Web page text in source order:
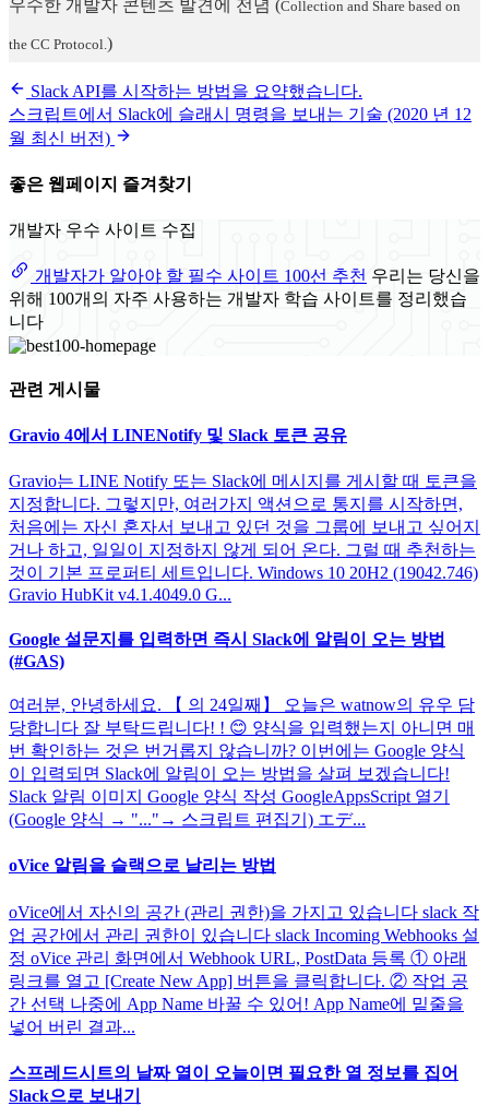
우수한 개발자 콘텐츠 발견에 전념 (Collection and Share based on
the CC Protocol. )
Slack API를 시작하는 방법을 요약했습니다.
스크립트에서 Slack에 슬래시 명령을 보내는 기술 (2020 년 12
월 최신 버전)
좋은 웹페이지 즐겨찾기
개발자 우수 사이트 수집
개발자가 알아야 할 필수 사이트 100선 추천 우리는 당신을
위해 100개의 자주 사용하는 개발자 학습 사이트를 정리했습
니다
관련 게시물
Gravio 4에서 LINENotify 및 Slack 토큰 공유
Gravio는 LINE Notify 또는 Slack에 메시지를 게시할 때 토큰을
지정합니다. 그렇지만, 여러가지 액션으로 통지를 시작하면,
처음에는 자신 혼자서 보내고 있던 것을 그룹에 보내고 싶어지
거나 하고, 일일이 지정하지 않게 되어 온다. 그럴 때 추천하는
것이 기본 프로퍼티 세트입니다. Windows 10 20H2 (19042.746)
Gravio HubKit v4.1.4049.0 G...
Google 설문지를 입력하면 즉시 Slack에 알림이 오는 방법
(#GAS)
여러분, 안녕하세요. 【 의 24일째】 오늘은 watnow의 유우 담
당합니다 잘 부탁드립니다! ! 😊 양식을 입력했는지 아니면 매
번 확인하는 것은 번거롭지 않습니까? 이번에는 Google 양식
이 입력되면 Slack에 알림이 오는 방법을 살펴 보겠습니다!
Slack 알림 이미지 Google 양식 작성 GoogleAppsScript 열기
(Google 양식 → "..."→ 스크립트 편집기) エデ...
oVice 알림을 슬랙으로 날리는 방법
oVice에서 자신의 공간 (관리 권한)을 가지고 있습니다 slack 작
업 공간에서 관리 권한이 있습니다 slack Incoming Webhooks 설
정 oVice 관리 화면에서 Webhook URL, PostData 등록 ① 아래
링크를 열고 [Create New App] 버튼을 클릭합니다. ② 작업 공
간 선택 나중에 App Name 바꿀 수 있어! App Name에 밑줄을
넣어 버린 결과...
스프레드시트의 날짜 열이 오늘이면 필요한 열 정보를 집어
Slack으로 보내기